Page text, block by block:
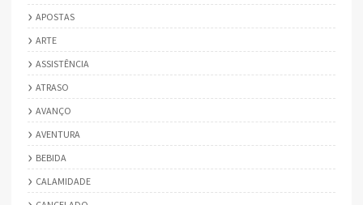
APOSTAS
ARTE
ASSISTÊNCIA
ATRASO
AVANÇO
AVENTURA
BEBIDA
CALAMIDADE